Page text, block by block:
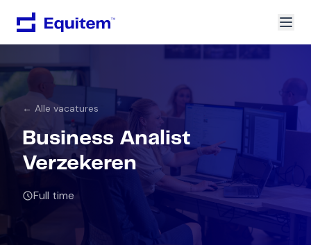
← Alle vacatures
Business Analist
Verzekeren
Full time